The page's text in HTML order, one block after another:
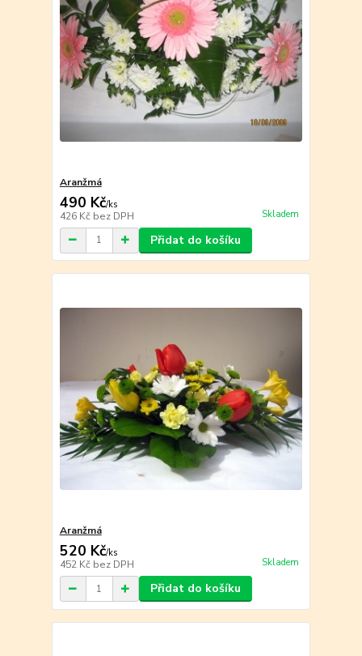
Aranžmá
490 Kč/ks
426 Kč bez DPH Skladem
Přidat do košíku
Aranžmá
520 Kč/ks
452 Kč bez DPH Skladem
Přidat do košíku